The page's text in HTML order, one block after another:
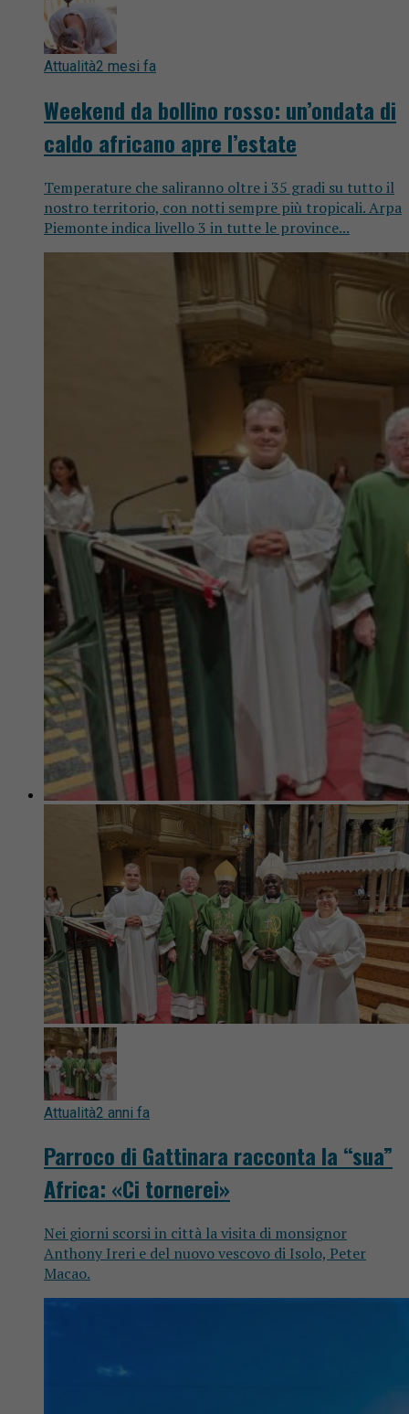
Attualità2 mesi fa
Weekend da bollino rosso: un’ondata di
caldo africano apre l’estate
Temperature che saliranno oltre i 35 gradi su tutto il
nostro territorio, con notti sempre più tropicali. Arpa
Piemonte indica livello 3 in tutte le province...
Attualità2 anni fa
Parroco di Gattinara racconta la “sua”
Africa: «Ci tornerei»
Nei giorni scorsi in città la visita di monsignor
Anthony Ireri e del nuovo vescovo di Isolo, Peter
Macao.